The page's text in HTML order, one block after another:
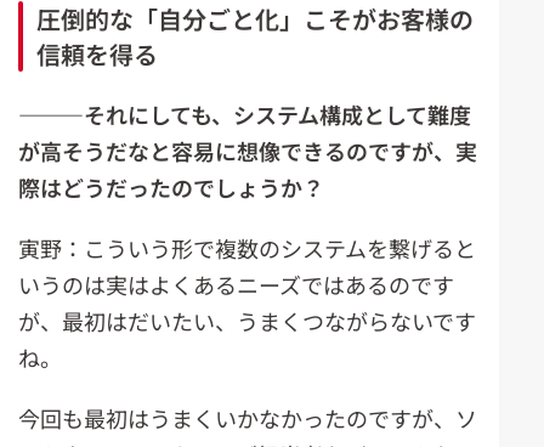
圧倒的な「自分ごと化」こそがお客様の
信頼を得る
―――それにしても、システム構成として難度
が高そうだなと容易に想像できるのですが、実
際はどうだったのでしょうか？
寅野：こういう形で複数のシステムを繋げると
いうのは実はよくあるニーズではあるのです
が、最初はだいたい、うまくつながらないです
ね。
今回も最初はうまくいかなかったのですが、ソ